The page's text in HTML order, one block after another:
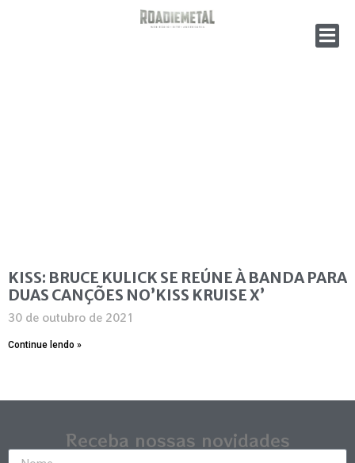
KISS: BRUCE KULICK SE REÚNE À BANDA PARA
DUAS CANÇÕES NO’KISS KRUISE X’
30 de outubro de 2021
Continue lendo »
Receba nossas novidades